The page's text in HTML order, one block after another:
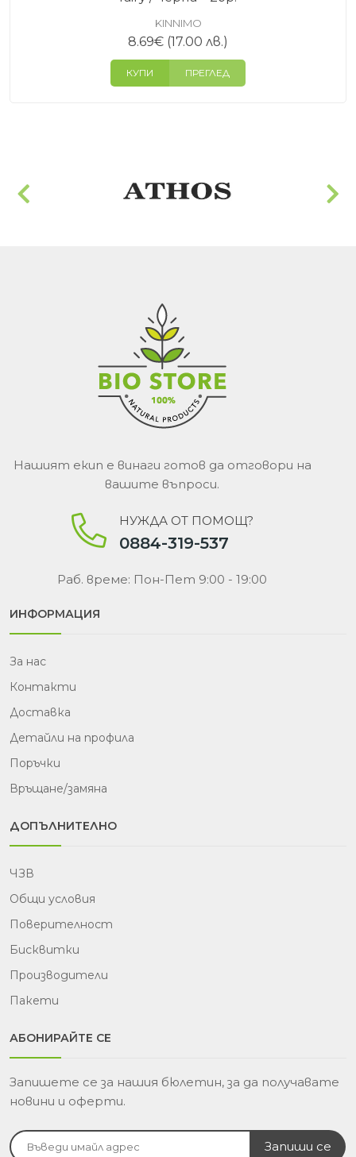
KINNIMO
8.69€ (17.00 лв.)
КУПИ ПРЕГЛЕД
Нашият екип е винаги готов да отговори на
вашите въпроси.
НУЖДА ОТ ПОМОЩ?
0884-319-537
Раб. време: Пон-Пет 9:00 - 19:00
ИНФОРМАЦИЯ
За нас
Контакти
Доставка
Детайли на профила
Поръчки
Връщане/замяна
ДОПЪЛНИТЕЛНО
ЧЗВ
Общи условия
Поверителност
Бисквитки
Производители
Пакети
АБОНИРАЙТЕ СЕ
Запишете се за нашия бюлетин, за да получавате
новини и оферти.